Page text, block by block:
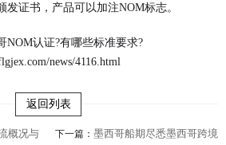
证书，产品可以加注NOM标志。
NOM认证?有哪些标准要求?
news/4116.html
返回列表
概况与 下一篇： 墨西哥船期尽悉墨西哥跨境